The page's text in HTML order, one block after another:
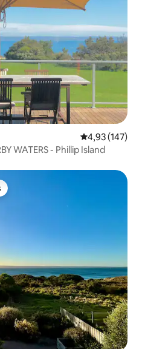
Note
4,93 (147)
WATERS - Phillip Island
les plus aimés